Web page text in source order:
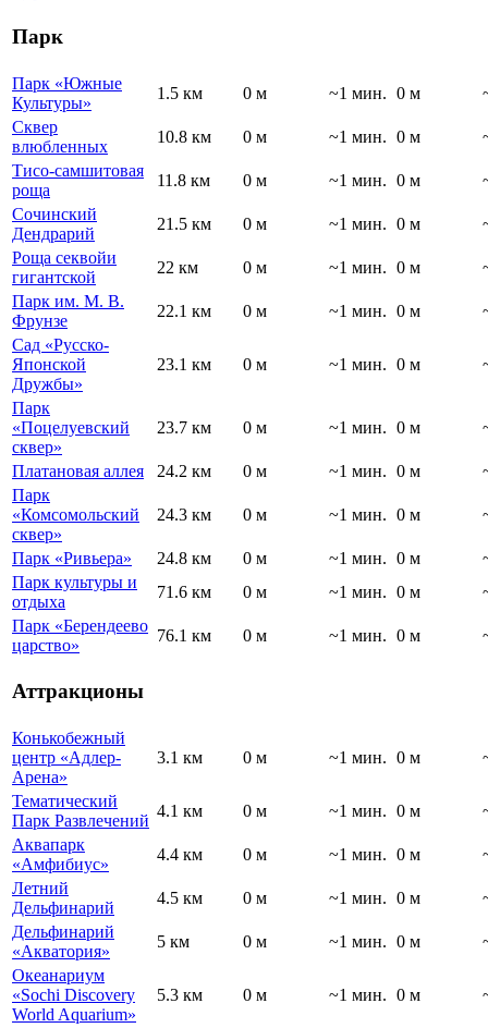
Парк
Парк «Южные
Культуры»
1.5 км 0 м ~1 мин. 0 м
Сквер
влюбленных
10.8 км 0 м ~1 мин. 0 м
Тисо-самшитовая
роща
11.8 км 0 м ~1 мин. 0 м
Сочинский
Дендрарий
21.5 км 0 м ~1 мин. 0 м
Роща секвойи
гигантской
22 км 0 м ~1 мин. 0 м
Парк им. М. В.
Фрунзе
22.1 км 0 м ~1 мин. 0 м
Сад «Русско-
Японской
Дружбы»
23.1 км 0 м ~1 мин. 0 м
Парк
«Поцелуевский
сквер»
23.7 км 0 м ~1 мин. 0 м
Платановая аллея 24.2 км 0 м ~1 мин. 0 м
Парк
«Комсомольский
сквер»
24.3 км 0 м ~1 мин. 0 м
Парк «Ривьера» 24.8 км 0 м ~1 мин. 0 м
Парк культуры и
отдыха
71.6 км 0 м ~1 мин. 0 м
Парк «Берендеево
царство»
76.1 км 0 м ~1 мин. 0 м
Аттракционы
Конькобежный
центр «Адлер-
Арена»
3.1 км 0 м ~1 мин. 0 м
Тематический
Парк Развлечений
4.1 км 0 м ~1 мин. 0 м
Аквапарк
«Амфибиус»
4.4 км 0 м ~1 мин. 0 м
Летний
Дельфинарий
4.5 км 0 м ~1 мин. 0 м
Дельфинарий
«Акватория»
5 км 0 м ~1 мин. 0 м
Океанариум
«Sochi Discovery
World Aquarium»
5.3 км 0 м ~1 мин. 0 м